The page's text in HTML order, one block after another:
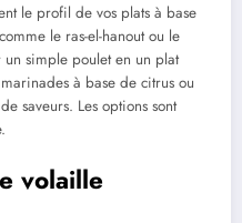
le profil de vos plats à base
le ras-el-hanout ou le
simple poulet en un plat
à base de citrus ou
saveurs. Les options sont
volaille